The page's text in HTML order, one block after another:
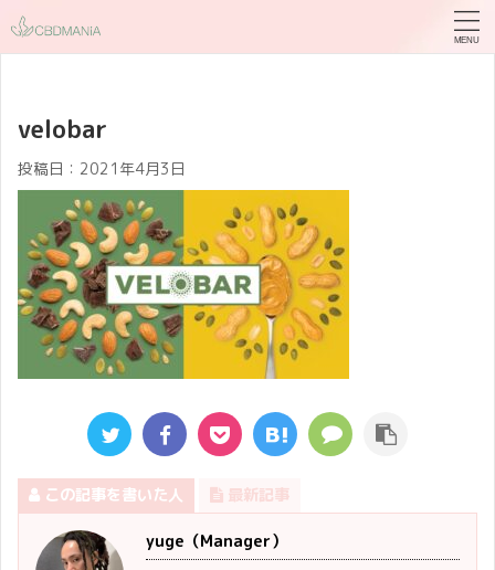
velobar
投稿日： 2021年4月3日
この記事を書いた人 最新記事
yuge（Manager）